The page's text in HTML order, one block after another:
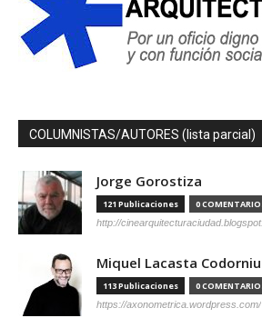
COLUMNISTAS/AUTORES (lista parcial)
Jorge Gorostiza
121 Publicaciones 0
http://
Miquel Lacasta Codorniu
113 Publicaciones 0
https://axonometrica.wordpress.com/